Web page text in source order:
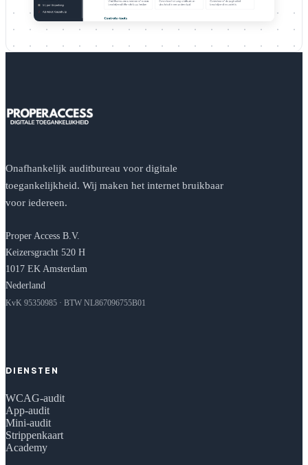
Onafhankelijk auditbureau voor digitale
toegankelijkheid. Wij maken het internet bruikbaar
voor iedereen.
Proper Access B.V.
Keizersgracht 520 H
1017 EK Amsterdam
Nederland
KvK 95350985 · BTW NL867096755B01
DIENSTEN
WCAG-audit
App-audit
Mini-audit
Strippenkaart
Academy